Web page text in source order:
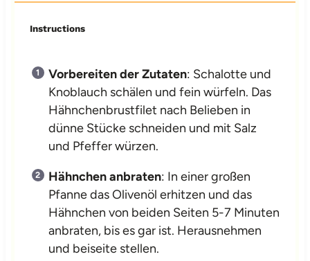
Instructions
Vorbereiten der Zutaten: Schalotte und
Knoblauch schälen und fein würfeln. Das
Hähnchenbrustfilet nach Belieben in
dünne Stücke schneiden und mit Salz
und Pfeffer würzen.
Hähnchen anbraten: In einer großen
Pfanne das Olivenöl erhitzen und das
Hähnchen von beiden Seiten 5-7 Minuten
anbraten, bis es gar ist. Herausnehmen
und beiseite stellen.